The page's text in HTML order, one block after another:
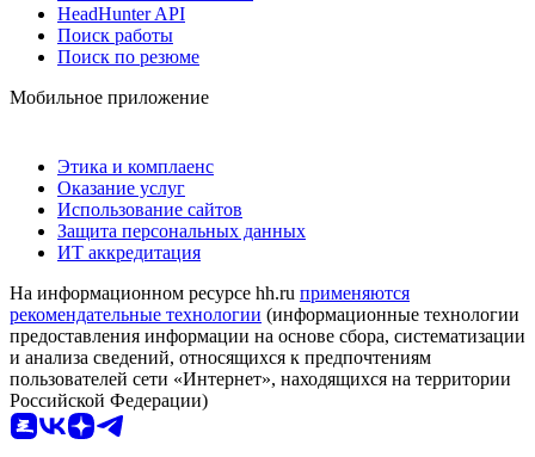
HeadHunter API
Поиск работы
Поиск по резюме
Мобильное приложение
Этика и комплаенс
Оказание услуг
Использование сайтов
Защита персональных данных
ИТ аккредитация
На информационном ресурсе hh.ru применяются
рекомендательные технологии (информационные технологии
предоставления информации на основе сбора, систематизации
и анализа сведений, относящихся к предпочтениям
пользователей сети «Интернет», находящихся на территории
Российской Федерации)